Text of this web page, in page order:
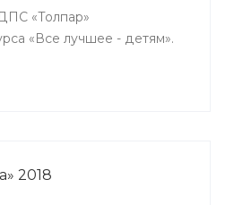
«Толпар»
«Все лучшее - детям».
2018